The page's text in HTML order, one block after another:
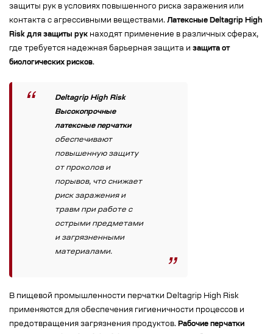
защиты рук в условиях повышенного риска заражения или
контакта с агрессивными веществами. Латексные Deltagrip High
Risk для защиты рук находят применение в различных сферах,
где требуется надежная барьерная защита и защита от
биологических рисков.
Deltagrip High Risk
Высокопрочные
латексные перчатки
обеспечивают
повышенную защиту
от проколов и
порывов, что снижает
риск заражения и
травм при работе с
острыми предметами
и загрязненными
материалами.
В пищевой промышленности перчатки Deltagrip High Risk
применяются для обеспечения гигиеничности процессов и
предотвращения загрязнения продуктов. Рабочие перчатки